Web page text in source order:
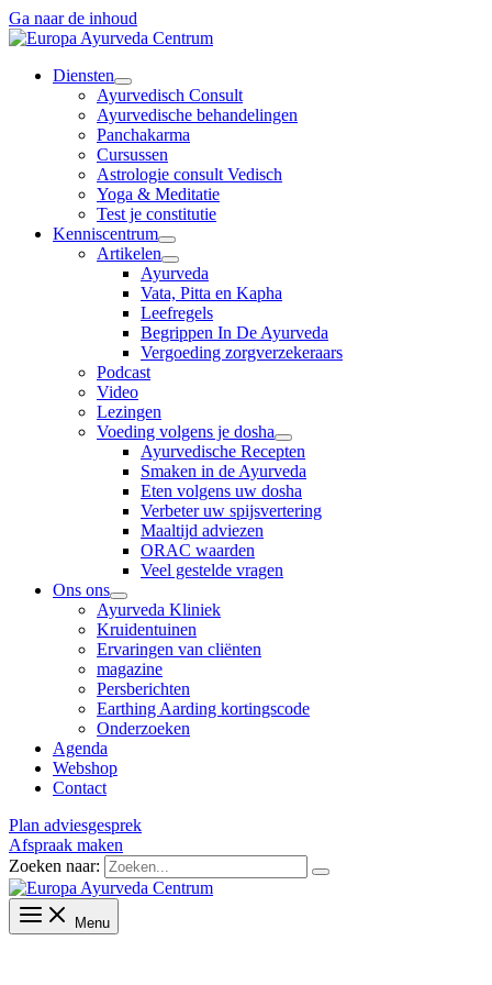
Ga naar de inhoud
Diensten
Ayurvedisch Consult
Ayurvedische behandelingen
Panchakarma
Cursussen
Astrologie consult Vedisch
Yoga & Meditatie
Test je constitutie
Kenniscentrum
Artikelen
Ayurveda
Vata, Pitta en Kapha
Leefregels
Begrippen In De Ayurveda
Vergoeding zorgverzekeraars
Podcast
Video
Lezingen
Voeding volgens je dosha
Ayurvedische Recepten
Smaken in de Ayurveda
Eten volgens uw dosha
Verbeter uw spijsvertering
Maaltijd adviezen
ORAC waarden
Veel gestelde vragen
Ons ons
Ayurveda Kliniek
Kruidentuinen
Ervaringen van cliënten
magazine
Persberichten
Earthing Aarding kortingscode
Onderzoeken
Agenda
Webshop
Contact
Plan adviesgesprek
Afspraak maken
Zoeken naar:
Menu